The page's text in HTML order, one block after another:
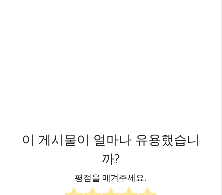
이 게시물이 얼마나 유용했습니
까?
평점을 매겨주세요.